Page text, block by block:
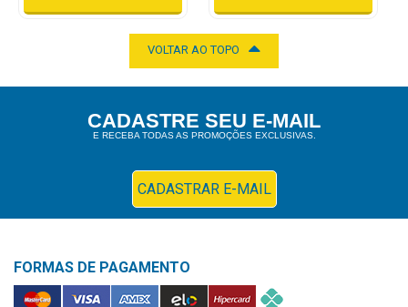
LOCALIZAÇÃO
VOLTAR AO TOPO
CADASTRE SEU E-MAIL
E RECEBA TODAS AS PROMOÇÕES EXCLUSIVAS.
CADASTRAR E-MAIL
FORMAS DE PAGAMENTO